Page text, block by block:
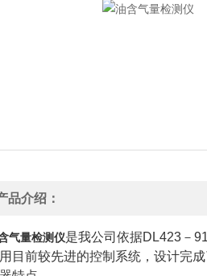
品介绍：
气量检测仪是我公司依据DL423－
目前较先进的控制系统，设计完